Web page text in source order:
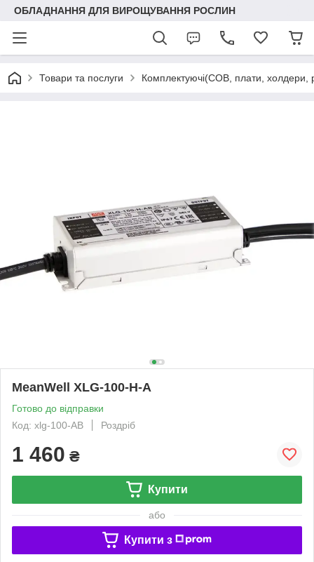
ОБЛАДНАННЯ ДЛЯ ВИРОЩУВАННЯ РОСЛИН
Товари та послуги Комплектуючі(COB, плати, холдери,
MeanWell XLG-100-H-A
Готово до відправки
Код: xlg-100-AB
Роздріб
1 460 ₴
Купити
або
Купити з